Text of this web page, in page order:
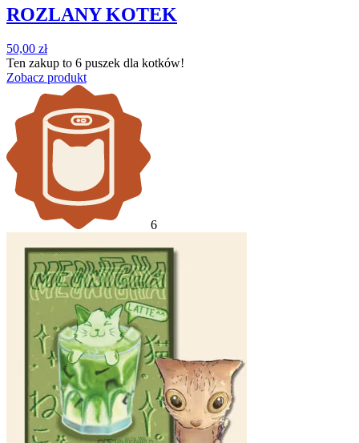
ROZLANY KOTEK
50,00 zł
Ten zakup to 6 puszek dla kotków!
Zobacz produkt
6